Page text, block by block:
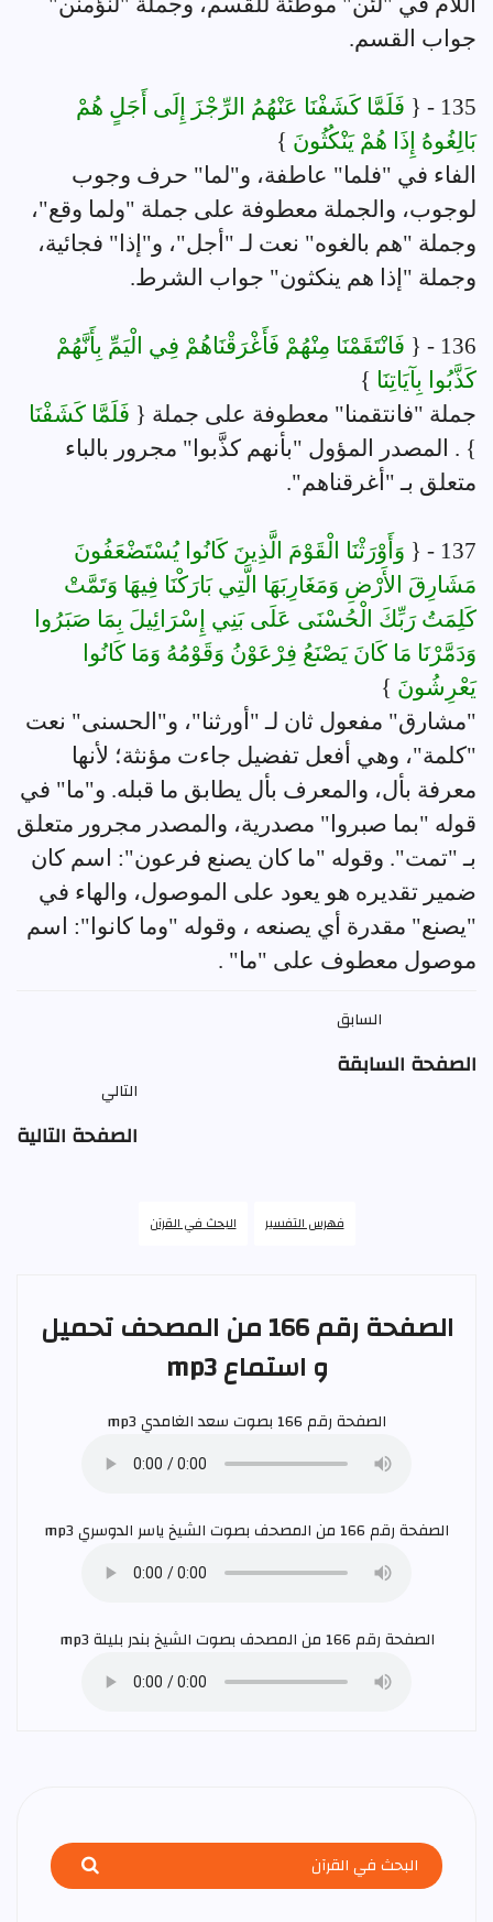
جواب القسم.
135 - {
فَلَمَّا كَشَفْنَا عَنْهُمُ الرِّجْزَ إِلَى أَجَلٍ هُمْ
بَالِغُوهُ إِذَا هُمْ يَنْكُثُونَ }
الفاء في "فلما" عاطفة، و"لما" حرف وجوب
لوجوب، والجملة معطوفة على جملة "ولما وقع"،
وجملة "هم بالغوه" نعت لـ "أجل"، و"إذا" فجائية،
وجملة "إذا هم ينكثون" جواب الشرط.
136 - {
فَانْتَقَمْنَا مِنْهُمْ فَأَغْرَقْنَاهُمْ فِي الْيَمِّ بِأَنَّهُمْ
كَذَّبُوا بِآيَاتِنَا }
جملة "فانتقمنا" معطوفة على جملة { فَلَمَّا كَشَفْنَا
} . المصدر المؤول "بأنهم كذَّبوا" مجرور بالباء
متعلق بـ "أغرقناهم".
137 - {
وَأَوْرَثْنَا الْقَوْمَ الَّذِينَ كَانُوا يُسْتَضْعَفُونَ
مَشَارِقَ الأَرْضِ وَمَغَارِبَهَا الَّتِي بَارَكْنَا فِيهَا وَتَمَّتْ
كَلِمَتُ رَبِّكَ الْحُسْنَى عَلَى بَنِي إِسْرَائِيلَ بِمَا صَبَرُوا
وَدَمَّرْنَا مَا كَانَ يَصْنَعُ فِرْعَوْنُ وَقَوْمُهُ وَمَا كَانُوا
يَعْرِشُونَ }
"مشارق" مفعول ثان لـ "أورثنا"، و"الحسنى" نعت
"كلمة"، وهي أفعل تفضيل جاءت مؤنثة؛ لأنها
معرفة بأل، والمعرف بأل يطابق ما قبله. و"ما" في
قوله "بما صبروا" مصدرية، والمصدر مجرور متعلق
بـ "تمت". وقوله "ما كان يصنع فرعون": اسم كان
ضمير تقديره هو يعود على الموصول، والهاء في
"يصنع" مقدرة أي يصنعه ، وقوله "وما كانوا": اسم
موصول معطوف على "ما" .
السابق
الصفحة السابقة
التالي
الصفحة التالية
فهرس التفسير البحث في القرآن
الصفحة رقم 166 من المصحف تحميل
و استماع mp3
الصفحة رقم 166 بصوت سعد الغامدي
الصفحة رقم 166 من المصحف بصوت الشيخ ياسر الدوسري
الصفحة رقم 166 من المصحف بصوت الشيخ بندر بليلةmp3